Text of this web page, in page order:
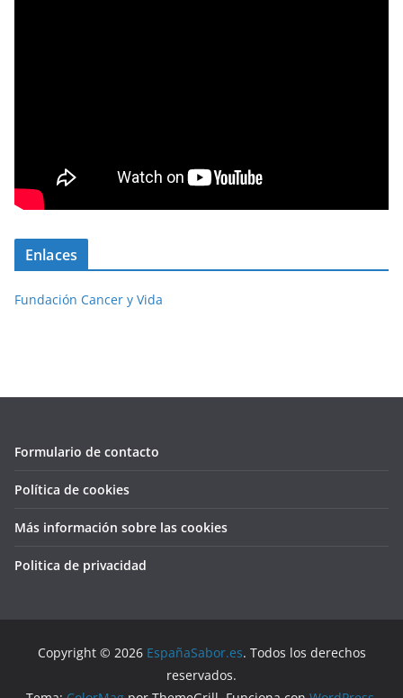
Enlaces
Fundación Cancer y Vida
Formulario de contacto
Política de cookies
Más información sobre las cookies
Politica de privacidad
Copyright © 2026 EspañaSabor.es. Todos los derechos
reservados.